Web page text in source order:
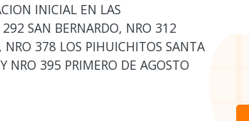
INICIAL EN LAS
SAN BERNARDO, NRO 312
NRO 378 LOS PIHUICHITOS SANTA
NRO 395 PRIMERO DE AGOSTO